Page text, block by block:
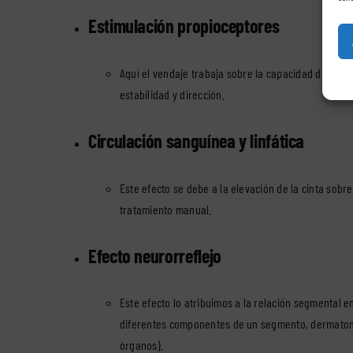
Estimulación propioceptores
Aquí el vendaje trabaja sobre la capacidad del
estabilidad y dirección.
Circulación sanguínea y linfática
Este efecto se debe a la elevación de la cinta
tratamiento manual.
Efecto neurorreflejo
Este efecto lo atribuimos a la relación segmental
diferentes componentes de un segmento,
órganos).